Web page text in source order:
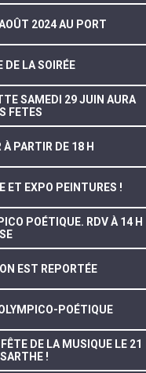
2024 AU PORT
LA SOIRÉE
SAMEDI 29 JUIN AURA
FETES
À PARTIR DE 18 H
ET EXPO PEINTURES !
POÉTIQUE. RDV À 14 H
EST REPORTÉE
POÉTIQUE
DE LA MUSIQUE LE 21
!